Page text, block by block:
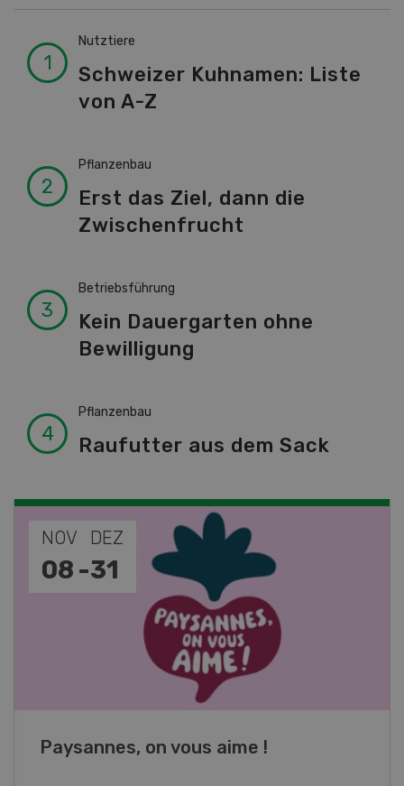
Nutztiere
Schweizer Kuhnamen: Liste
von A-Z
Pflanzenbau
Erst das Ziel, dann die
Zwischenfrucht
Betriebsführung
Kein Dauergarten ohne
Bewilligung
Pflanzenbau
Raufutter aus dem Sack
NOV
19 -
JAN
28
Fachkurs Aquakultur